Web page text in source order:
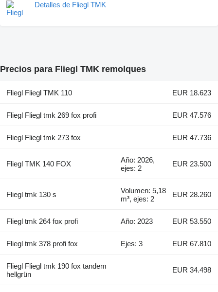
Detalles de Fliegl TMK
Precios para Fliegl TMK remolques
Fliegl Fliegl TMK 110 EUR 18.623
Fliegl Fliegl tmk 269 fox profi EUR 47.576
Fliegl Fliegl tmk 273 fox EUR 47.736
Fliegl TMK 140 FOX
Año: 2026,
ejes: 2
EUR 23.500
Fliegl tmk 130 s
Volumen: 5,18
m³, ejes: 2
EUR 28.260
Fliegl tmk 264 fox profi Año: 2023 EUR 53.550
Fliegl tmk 378 profi fox Ejes: 3 EUR 67.810
Fliegl Fliegl tmk 190 fox tandem
hellgrün
EUR 34.498